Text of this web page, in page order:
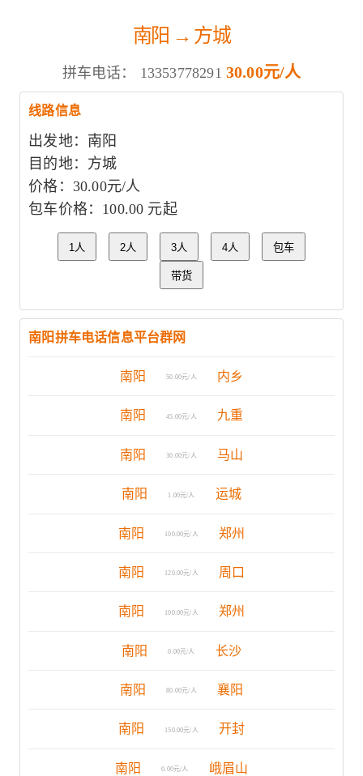
南阳 → 方城
拼车电话： 13353778291 30.00元/人
线路信息
出发地：南阳
目的地：方城
价格：30.00元/人
包车价格：100.00 元起
1人 2人 3人 4人 包车
带货
南阳拼车电话信息平台群网
南阳 50.00元/人 内乡
南阳 45.00元/人 九重
南阳 30.00元/人 马山
南阳 1.00元/人 运城
南阳 100.00元/人 郑州
南阳 120.00元/人 周口
南阳 100.00元/人 郑州
南阳 0.00元/人 长沙
南阳 80.00元/人 襄阳
南阳 150.00元/人 开封
南阳 0.00元/人 峨眉山